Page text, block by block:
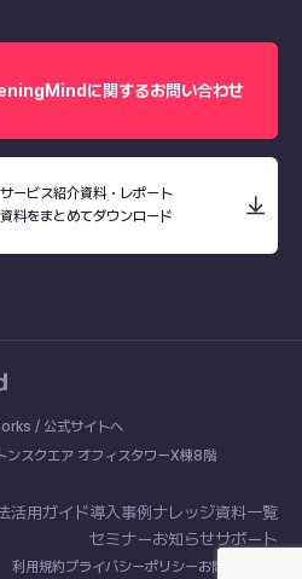
に関するお問い合わせ
サービス紹介資料・レポート
資料をまとめてダウンロード
/ 公式サイトへ
スクエア オフィスタワーX棟8階
活用ガイド導入事例 ナレッジ資料一覧
セミナーお知らせサポート
利用規約プライバシーポリシーお問い合わせ